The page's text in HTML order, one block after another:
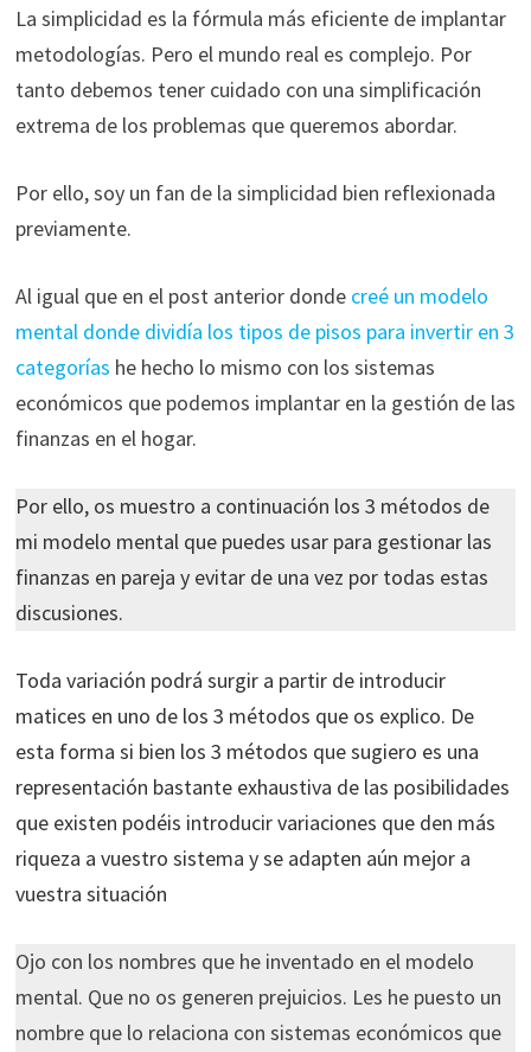
La simplicidad es la fórmula más eficiente de implantar
metodologías. Pero el mundo real es complejo. Por
tanto debemos tener cuidado con una simplificación
extrema de los problemas que queremos abordar.
Por ello, soy un fan de la simplicidad bien reflexionada
previamente.
Al igual que en el post anterior donde creé un modelo
mental donde dividía los tipos de pisos para invertir en 3
categorías he hecho lo mismo con los sistemas
económicos que podemos implantar en la gestión de las
finanzas en el hogar.
Por ello, os muestro a continuación los 3 métodos de
mi modelo mental que puedes usar para gestionar las
finanzas en pareja y evitar de una vez por todas estas
discusiones.
Toda variación podrá surgir a partir de introducir
matices en uno de los 3 métodos que os explico. De
esta forma si bien los 3 métodos que sugiero es una
representación bastante exhaustiva de las posibilidades
que existen podéis introducir variaciones que den más
riqueza a vuestro sistema y se adapten aún mejor a
vuestra situación
Ojo con los nombres que he inventado en el modelo
mental. Que no os generen prejuicios. Les he puesto un
nombre que lo relaciona con sistemas económicos que